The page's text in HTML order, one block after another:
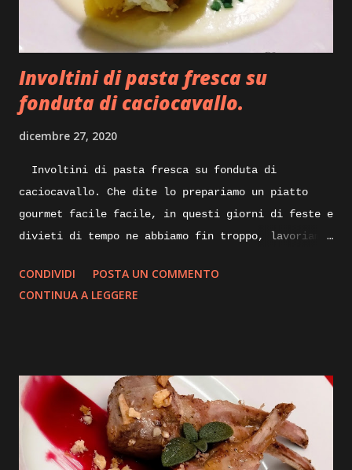
composto, dopo una decina di minuti inizieremo a
vedere la nostra mollica che andra asciugando
perdendo l’umidità in essa contenuta, sempre
mescolando do...
Involtini di pasta fresca su
fonduta di caciocavallo.
dicembre 27, 2020
Involtini di pasta fresca su fonduta di
caciocavallo. Che dite lo prepariamo un piatto
gourmet facile facile, in questi giorni di feste e
divieti di tempo ne abbiamo fin troppo, lavoriamo
ne verrà fuori, quindi spostiamoci dalla scrivania
ai fornelli ed iniziamo. Quando pensiamo ad un
impiattarlo, non dilunghiamoci oltre e andiamo
subito ad iniziare. Ingredienti: sfoglia di
pasta fresca, carne di tacchino, provola, olio
pepe, ricotta stagionata, mostarda, caciocavallo
CONDIVIDI
POSTA UN COMMENTO
CONTINUA A LEGGERE